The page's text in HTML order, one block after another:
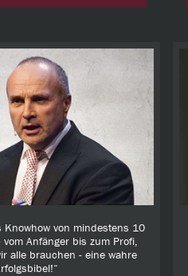
Knowhow von mindestens 10
Anfänger bis zum Profi,
alle brauchen - eine wahre